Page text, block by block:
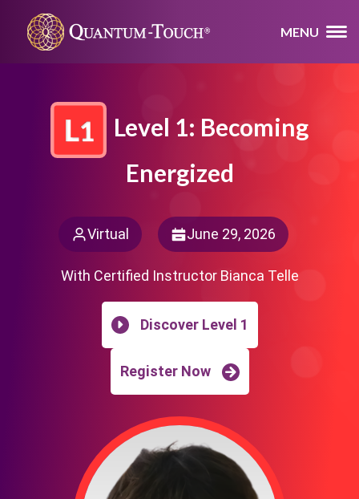
MENU
Level 1: Becoming
Energized
Virtual June 29, 2026
With Certified Instructor Bianca Telle
Discover Level 1
Register Now